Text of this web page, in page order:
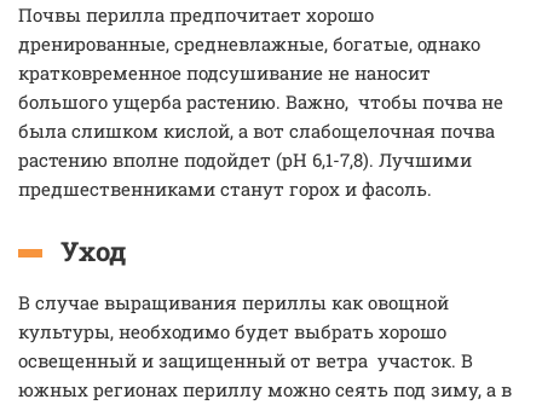
Почвы перилла предпочитает хорошо
дренированные, средневлажные, богатые, однако
кратковременное подсушивание не наносит
большого ущерба растению. Важно, чтобы почва не
была слишком кислой, а вот слабощелочная почва
растению вполне подойдет (рН 6,1-7,8). Лучшими
предшественниками станут горох и фасоль.
Уход
В случае выращивания периллы как овощной
культуры, необходимо будет выбрать хорошо
освещенный и защищенный от ветра участок. В
южных регионах периллу можно сеять под зиму, а в